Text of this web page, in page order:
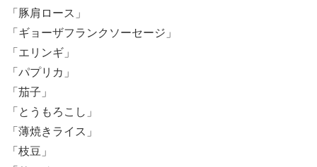
「豚肩ロース」
「ギョーザフランクソーセージ」
「エリンギ」
「パプリカ」
「茄子」
「とうもろこし」
「薄焼きライス」
「枝豆」